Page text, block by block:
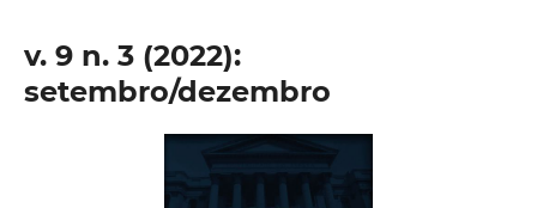
v. 9 n. 3 (2022):
setembro/dezembro